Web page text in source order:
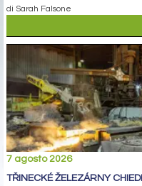
di Sarah Falsone
7 agosto 2026
TŘINECKÉ ŽELEZÁRNY